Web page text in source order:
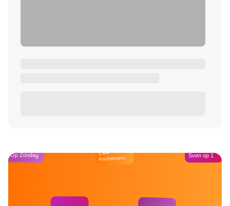
Op Zondag Café
Kockelmann Sven op 1